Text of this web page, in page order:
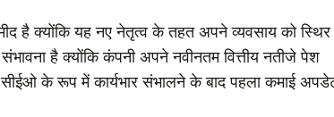
है क्योंकि यह नए नेतृत्व के तहत अपने व्यवसाय को स्थिर
है क्योंकि कंपनी अपने नवीनतम वित्तीय नतीजे पेश
के रूप में कार्यभार संभालने के बाद पहला कमाई